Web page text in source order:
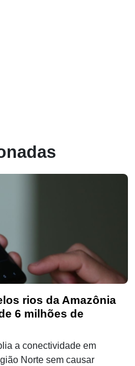
rios da Amazônia
6 milhões de
a conectividade em
Norte sem causar